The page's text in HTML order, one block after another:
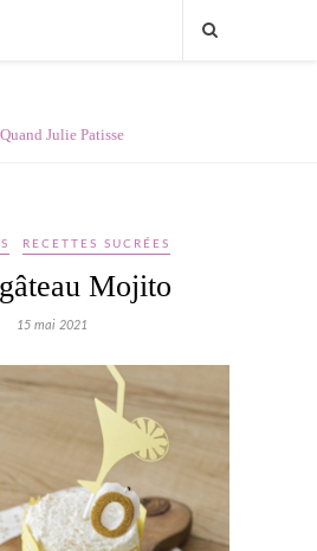
RECETTES SUCRÉES
Mojito
15 mai 2021